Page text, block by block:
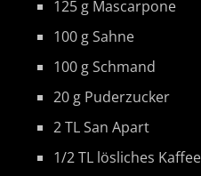
125 g Mascarpone
100 g Sahne
100 g Schmand
20 g Puderzucker
2 TL San Apart
1/2 TL lösliches